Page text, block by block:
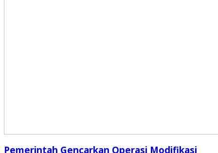
Pemerintah Gencarkan Operasi Modifikasi